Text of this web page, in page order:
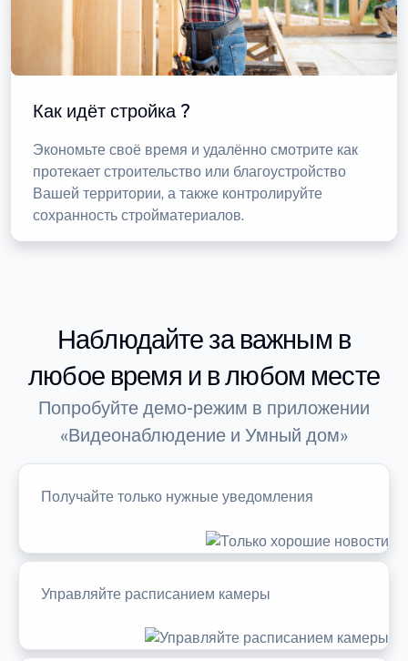
Как идёт стройка ?
Экономьте своё время и удалённо смотрите как
протекает строительство или благоустройство
Вашей территории, а также контролируйте
сохранность стройматериалов.
Наблюдайте за важным в
любое время и в любом месте
Попробуйте демо-режим в приложении
«Видеонаблюдение и Умный дом»
Получайте только нужные уведомления
Управляйте расписанием камеры